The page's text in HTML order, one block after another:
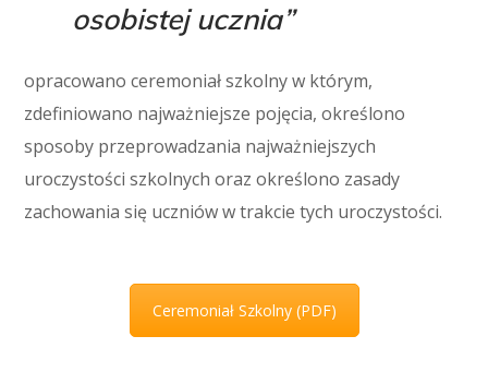
osobistej ucznia”
opracowano ceremoniał szkolny w którym,
zdefiniowano najważniejsze pojęcia, określono
sposoby przeprowadzania najważniejszych
uroczystości szkolnych oraz określono zasady
zachowania się uczniów w trakcie tych uroczystości.
Ceremoniał Szkolny (PDF)